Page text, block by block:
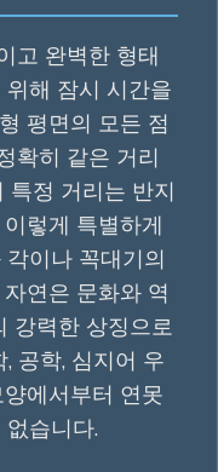
고 완벽한 형태
해 잠시 시간을
평면의 모든 점
확히 같은 거리
특정 거리는 반지
렇게 특별하게
이나 꼭대기의
연은 문화와 역
강력한 상징으로
공학, 심지어 우
에서부터 연못
습니다.